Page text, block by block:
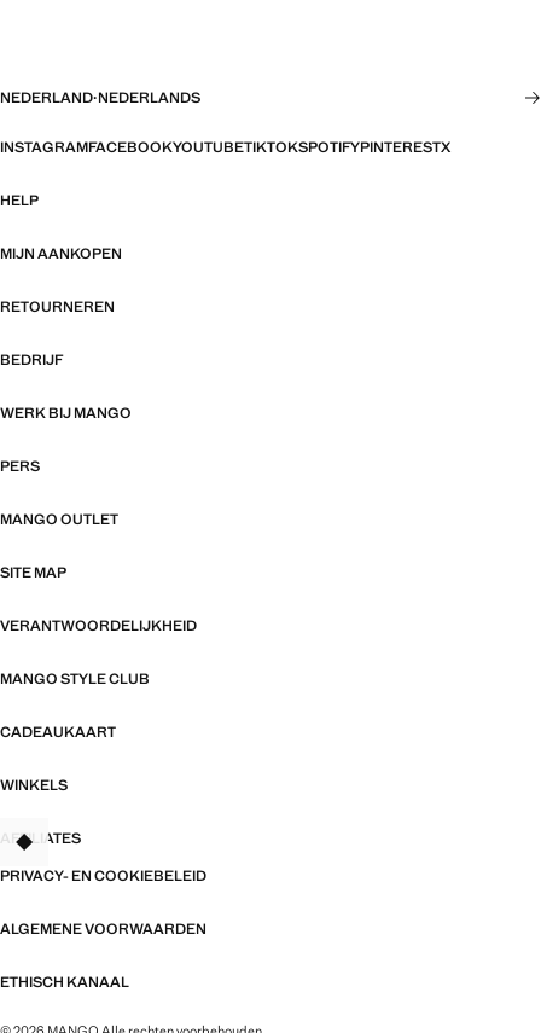
NEDERLAND·NEDERLANDS
INSTAGRAMFACEBOOKYOUTUBETIKTOKSPOTIFYPINTERESTX
HELP
MIJN AANKOPEN
RETOURNEREN
BEDRIJF
WERK BIJ MANGO
PERS
MANGO OUTLET
SITE MAP
VERANTWOORDELIJKHEID
MANGO STYLE CLUB
CADEAUKAART
WINKELS
AFFILIATES
PRIVACY- EN COOKIEBELEID
ALGEMENE VOORWAARDEN
ETHISCH KANAAL